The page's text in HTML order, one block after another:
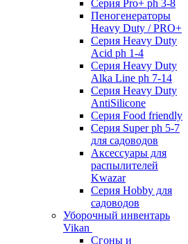
Серия Pro+ ph 3-8
Пеногенераторы
Heavy Duty / PRO+
Серия Heavy Duty
Acid ph 1-4
Серия Heavy Duty
Alka Line ph 7-14
Серия Heavy Duty
AntiSilicone
Серия Food friendly
Серия Super ph 5-7
для садоводов
Аксессуары для
распылителей
Kwazar
Серия Hobby для
садоводов
Уборочный инвентарь
Vikan
Сгоны и